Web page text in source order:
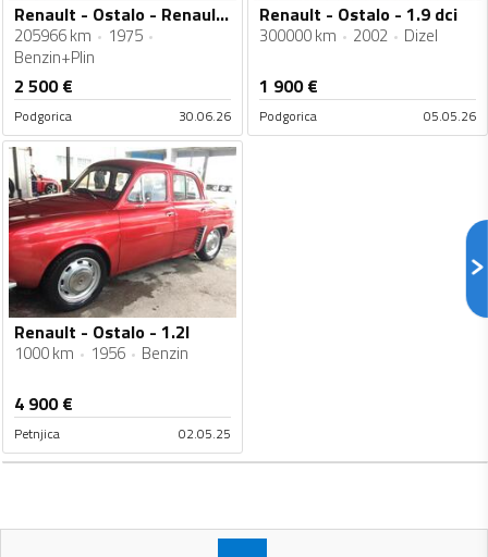
Renault - Ostalo - Renault 12 TL
205966 km
1975
Benzin+Plin
2 500€
Podgorica 30.06.26
Renault - Ostalo - 1.9 dci
300000 km 2002 Dizel
1 900€
Podgorica 05.05.26
Renault - Ostalo - 1.2l
1000 km 1956 Benzin
4 900€
Petnjica 02.05.25